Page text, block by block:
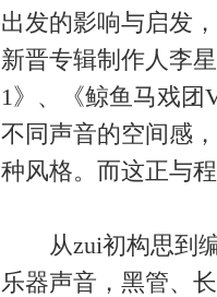
出发的影响与启发
新晋专辑制作人李
1》、《鲸鱼马戏团
不同声音的空间感
种风格。而这正与
从zui初构思到编
乐器声音，黑管、